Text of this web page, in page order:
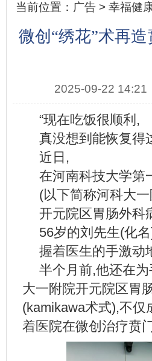
当前位置： 广告 > 幸福健
微创“绣花”术再
2025-09-22 14:21
“现在吃饭很顺利,
真没想到能恢复得
近日,
在河南科技大学第
(以下简称河科大
开元院区胃肠外科
56岁的刘先生(化
握着医生的手激动
半个月前,他还在
大一附院开元院区胃
(kamikawa术式),不仅
着医院在微创治疗贲